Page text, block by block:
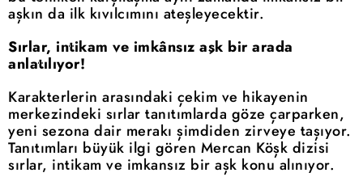
aşkın da ilk kıvılcımını ateşleyecektir.
Sırlar, intikam ve imkânsız aşk bir arada
anlatılıyor!
Karakterlerin arasındaki çekim ve hikayenin
merkezindeki sırlar tanıtımlarda göze çarparken,
yeni sezona dair merakı şimdiden zirveye taşıyor.
Tanıtımları büyük ilgi gören Mercan Köşk dizisi
sırlar, intikam ve imkansız bir aşk konu alınıyor.